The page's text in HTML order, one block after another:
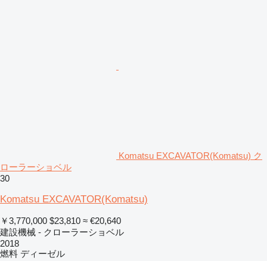
Komatsu EXCAVATOR(Komatsu) ク
ローラーショベル
30
Komatsu EXCAVATOR(Komatsu)
￥3,770,000 $23,810 ≈ €20,640
建設機械 - クローラーショベル
2018
燃料 ディーゼル